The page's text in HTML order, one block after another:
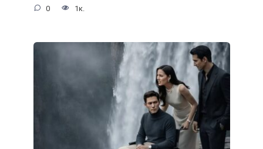
0 1к.